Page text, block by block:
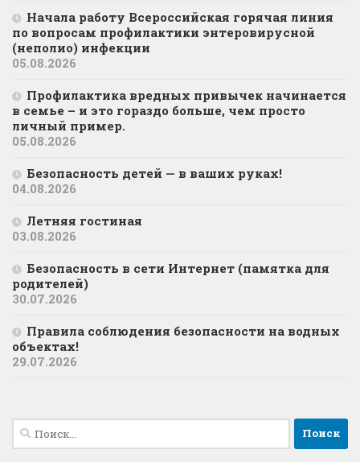
Начала работу Всероссийская горячая линия
по вопросам профилактики энтеровирусной
(неполио) инфекции
05.08.2026
Профилактика вредных привычек начинается
в семье – и это гораздо больше, чем просто
личный пример.
05.08.2026
Безопасность детей — в ваших руках!
04.08.2026
Летняя гостиная
03.08.2026
Безопасность в сети Интернет (памятка для
родителей)
30.07.2026
Правила соблюдения безопасности на водных
объектах!
29.07.2026
Найти: